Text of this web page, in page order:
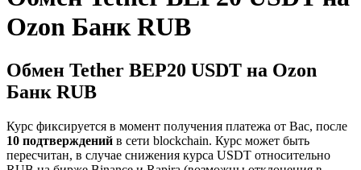
Ozon Банк RUB
Обмен Tether BEP20 USDT на Ozon
Банк RUB
Курс фиксируется в момент получения платежа от Вас, после
10 подтверждений в сети blockchain. Курс может быть
пересчитан, в случае снижения курса USDT относительно